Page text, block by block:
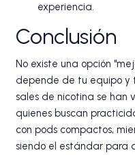
experiencia.
Conclusión
No existe una opción
depende de tu equipo y
sales de nicotina se han
quienes buscan
con pods compactos,
siendo el estándar para